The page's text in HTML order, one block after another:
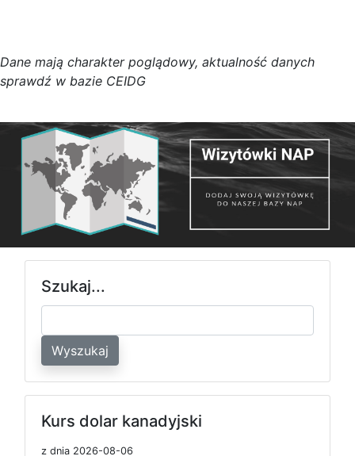
Dane mają charakter poglądowy, aktualność danych
sprawdź w bazie CEIDG
Szukaj...
Wyszukaj
Kurs dolar kanadyjski
z dnia 2026-08-06